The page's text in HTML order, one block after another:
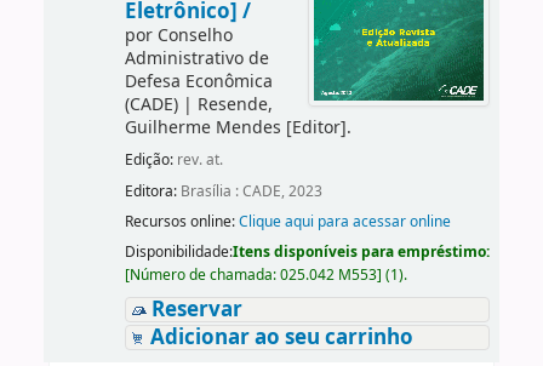
Eletrônico] /
por Conselho
Administrativo de
Defesa Econômica
(CADE)| Resende,
Guilherme Mendes [Editor].
Edição: rev. at.
Editora: Brasília : CADE, 2023
Recursos online:Clique aqui para acessar online
Disponibilidade:Itens disponíveis para empréstimo:
[Número de chamada:025.042 M553] (1).
Reservar
Adicionar ao seu carrinho